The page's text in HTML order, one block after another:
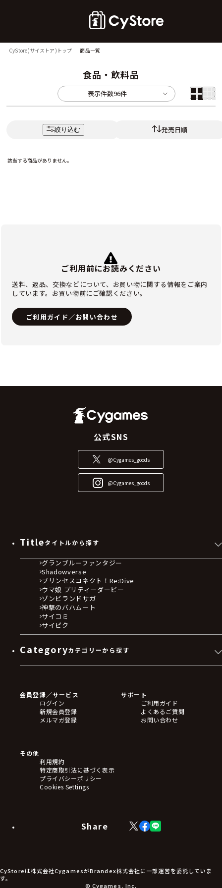
CyStore(サイストア)トップ 商品一覧
食品・飲料品
表示件数96件
絞り込む 発売日順
該当する商品がありません。
ご利用前にお読みください
送料、返品、交換などについて、お買い物に関する情報をご案内
しています。お買い物前にご確認ください。
ご利用ガイド／お問い合わせ
公式SNS
@Cygames_goods
@Cygames_goods
Titleタイトルから探す
グランブルーファンタジー
Shadowverse
プリンセスコネクト！Re:Dive
ウマ娘 プリティーダービー
ゾンビランドサガ
神撃のバハムート
サイコミ
サイピク
Categoryカテゴリーから探す
フィギュア
アクリルスタンド
バッジ
キーホルダー・ストラップ
ステッカー・シール・カード
タペストリー・ポスター
アームサポーター
ブレードホルダー
食品・飲料品
アパレル小物
アクセサリー
会員登録／サービス
ログイン
新規会員登録
メルマガ登録
サポート
ご利用ガイド
よくあるご質問
お問い合わせ
その他
利用規約
特定商取引法に基づく表示
プライバシーポリシー
Cookies Settings
Share
X
(Twitter)
Facebook
LINE
CyStoreは株式会社CygamesがBrandex株式会社に一部運営を委託していま
す。
© Cygames, Inc.